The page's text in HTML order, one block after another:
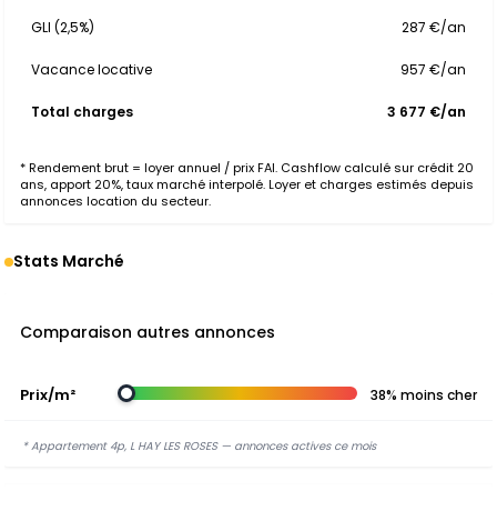
GLI (2,5%) 287 €/an
Vacance locative 957 €/an
Total charges 3 677 €/an
* Rendement brut = loyer annuel / prix FAI. Cashflow calculé sur crédit 20
ans, apport 20%, taux marché interpolé. Loyer et charges estimés depuis
annonces location du secteur.
Stats Marché
Comparaison autres annonces
Prix/m² 38% moins cher
* Appartement 4p, L HAY LES ROSES — annonces actives ce mois